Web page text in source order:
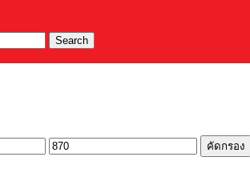
Search
ราคา
คัดกรอง